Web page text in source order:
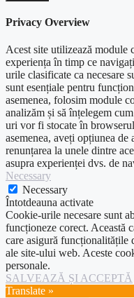
Privacy Overview
Acest site utilizează module
experiența în timp ce
urile clasificate ca necesare
sunt esențiale pentru
asemenea, folosim module
analizăm și să înțelegem
uri vor fi stocate în
asemenea, aveți opțiunea
renunțarea la unele dintre
asupra experienței dvs. de
Necessary
Necessary
Întotdeauna activate
Cookie-urile necesare sunt
funcționeze corect. Această
care asigură funcționalitățile
ale site-ului web. Aceste
personale.
SALVEAZĂ ȘI ACCEPTĂ
Translate »